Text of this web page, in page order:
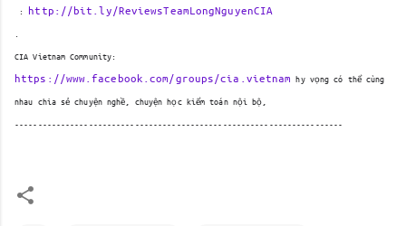
: http://bit.ly/ReviewsTeamLongNguyenCIA
.
https://www.facebook.com/groups/cia.vietnam hy vọng có thể cùng
nhau chia sẻ chuyện nghề, chuyện học kiểm toán nội bộ,
-----------------------------------------------------------------------